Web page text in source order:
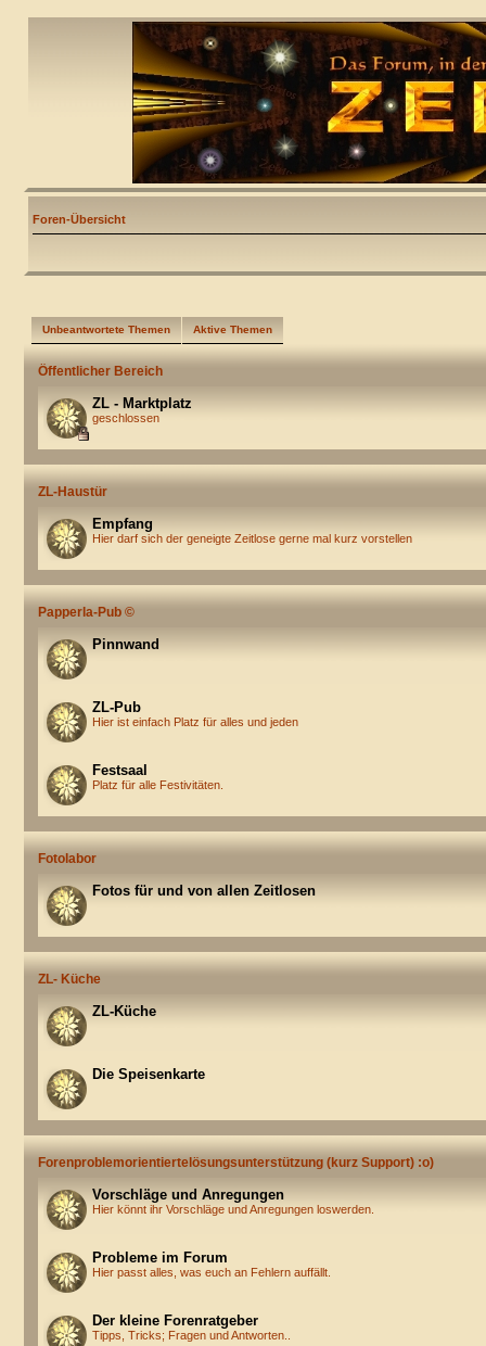
Foren-Übersicht
Unbeantwortete Themen Aktive Themen
Öffentlicher Bereich
ZL - Marktplatz
geschlossen
ZL-Haustür
Empfang
Hier darf sich der geneigte Zeitlose gerne mal kurz vorstellen
Papperla-Pub ©
Pinnwand
ZL-Pub
Hier ist einfach Platz für alles und jeden
Festsaal
Platz für alle Festivitäten.
Fotolabor
Fotos für und von allen Zeitlosen
ZL- Küche
ZL-Küche
Die Speisenkarte
Forenproblemorientiertelösungsunterstützung (kurz Support) :o)
Vorschläge und Anregungen
Hier könnt ihr Vorschläge und Anregungen loswerden.
Probleme im Forum
Hier passt alles, was euch an Fehlern auffällt.
Der kleine Forenratgeber
Tipps, Tricks; Fragen und Antworten..